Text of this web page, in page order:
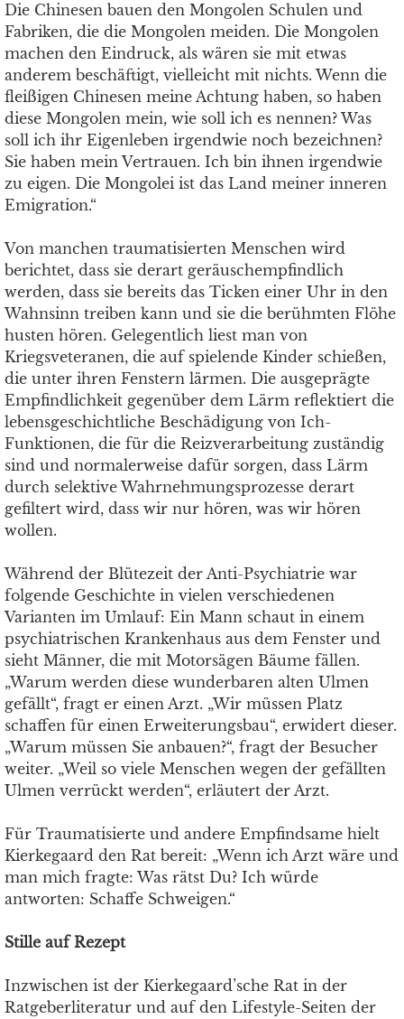
Die Chinesen bauen den Mongolen Schulen und
Fabriken, die die Mongolen meiden. Die Mongolen
machen den Eindruck, als wären sie mit etwas
anderem beschäftigt, vielleicht mit nichts. Wenn die
fleißigen Chinesen meine Achtung haben, so haben
diese Mongolen mein, wie soll ich es nennen? Was
soll ich ihr Eigenleben irgendwie noch bezeichnen?
Sie haben mein Vertrauen. Ich bin ihnen irgendwie
zu eigen. Die Mongolei ist das Land meiner inneren
Emigration.“
Von manchen traumatisierten Menschen wird
berichtet, dass sie derart geräuschempfindlich
werden, dass sie bereits das Ticken einer Uhr in den
Wahnsinn treiben kann und sie die berühmten Flöhe
husten hören. Gelegentlich liest man von
Kriegsveteranen, die auf spielende Kinder schießen,
die unter ihren Fenstern lärmen. Die ausgeprägte
Empfindlichkeit gegenüber dem Lärm reflektiert die
lebensgeschichtliche Beschädigung von Ich-
Funktionen, die für die Reizverarbeitung zuständig
sind und normalerweise dafür sorgen, dass Lärm
durch selektive Wahrnehmungsprozesse derart
gefiltert wird, dass wir nur hören, was wir hören
wollen.
Während der Blütezeit der Anti-Psychiatrie war
folgende Geschichte in vielen verschiedenen
Varianten im Umlauf: Ein Mann schaut in einem
psychiatrischen Krankenhaus aus dem Fenster und
sieht Männer, die mit Motorsägen Bäume fällen.
„Warum werden diese wunderbaren alten Ulmen
gefällt“, fragt er einen Arzt. „Wir müssen Platz
schaffen für einen Erweiterungsbau“, erwidert dieser.
„Warum müssen Sie anbauen?“, fragt der Besucher
weiter. „Weil so viele Menschen wegen der gefällten
Ulmen verrückt werden“, erläutert der Arzt.
Für Traumatisierte und andere Empfindsame hielt
Kierkegaard den Rat bereit: „Wenn ich Arzt wäre und
man mich fragte: Was rätst Du? Ich würde
antworten: Schaffe Schweigen.“
Stille auf Rezept
Inzwischen ist der Kierkegaard’sche Rat in der
Ratgeberliteratur und auf den Lifestyle-Seiten der